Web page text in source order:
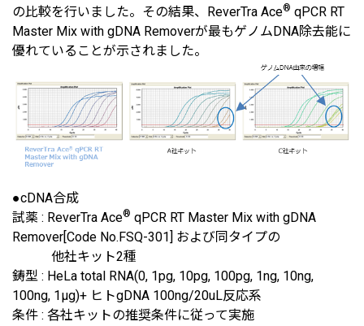
の比較を行いました。その結果、ReverTra Ace® qPCR RT
Master Mix with gDNA Removerが最もゲノムDNA除去能に
優れていることが示されました。
●cDNA合成
試薬 : ReverTra Ace® qPCR RT Master Mix with gDNA
Remover[Code No.FSQ-301] および同タイプの
他社キット2種
鋳型 : HeLa total RNA(0, 1pg, 10pg, 100pg, 1ng, 10ng,
100ng, 1μg)+ ヒトgDNA 100ng/20uL反応系
条件 : 各社キットの推奨条件に従って実施